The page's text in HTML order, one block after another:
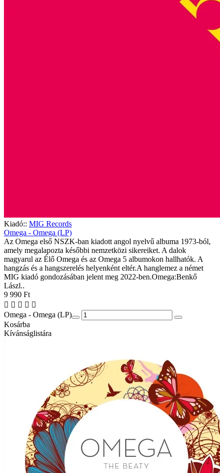
Kiadó:: MIG Records
Omega - Omega (LP)
Az Omega első NSZK-ban kiadott angol nyelvű albuma 1973-ból,
amely megalapozta későbbi nemzetközi sikereiket. A dalok
magyarul az Élő Omega és az Omega 5 albumokon hallhatók. A
hangzás és a hangszerelés helyenként eltér.A hanglemez a német
MIG kiadó gondozásában jelent meg 2022-ben.Omega:Benkő
Lászl..
9 990 Ft
Omega - Omega (LP)
Kosárba
Kívánságlistára